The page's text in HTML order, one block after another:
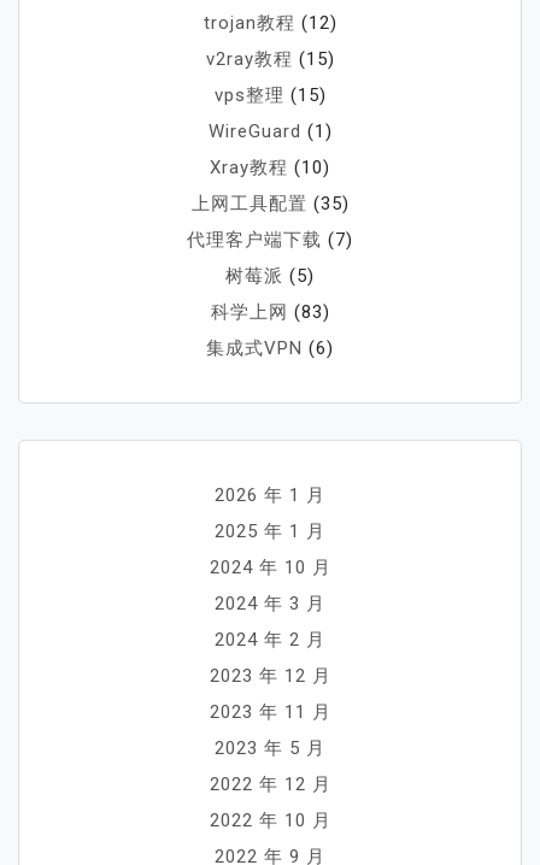
trojan教程 (12)
v2ray教程 (15)
vps整理 (15)
WireGuard (1)
Xray教程 (10)
上网工具配置 (35)
代理客户端下载 (7)
树莓派 (5)
科学上网 (83)
集成式VPN (6)
2026 年 1 月
2025 年 1 月
2024 年 10 月
2024 年 3 月
2024 年 2 月
2023 年 12 月
2023 年 11 月
2023 年 5 月
2022 年 12 月
2022 年 10 月
2022 年 9 月